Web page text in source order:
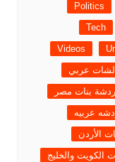
Politics
Tech
Videos
عربي
بنات مصر
عربيه
الأردن
الكويت والخليج